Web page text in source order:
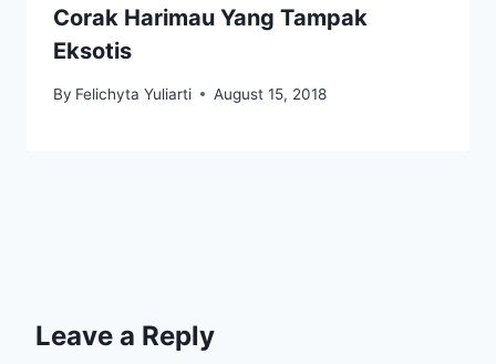
Corak Harimau Yang Tampak
Eksotis
By Felichyta Yuliarti August 15, 2018
Leave a Reply